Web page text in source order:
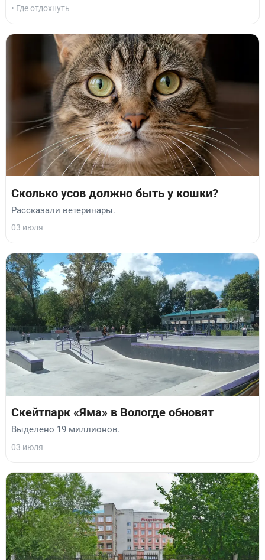
• Где отдохнуть
Сколько усов должно быть у кошки?
Рассказали ветеринары.
03 июля
Скейтпарк «Яма» в Вологде обновят
Выделено 19 миллионов.
03 июля